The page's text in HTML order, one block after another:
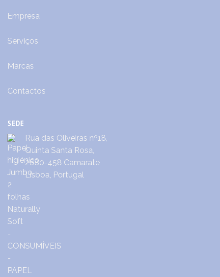
Empresa
Serviços
Marcas
Contactos
SEDE
Rua das Oliveiras nº18,
Quinta Santa Rosa,
2680-458 Camarate
Lisboa, Portugal